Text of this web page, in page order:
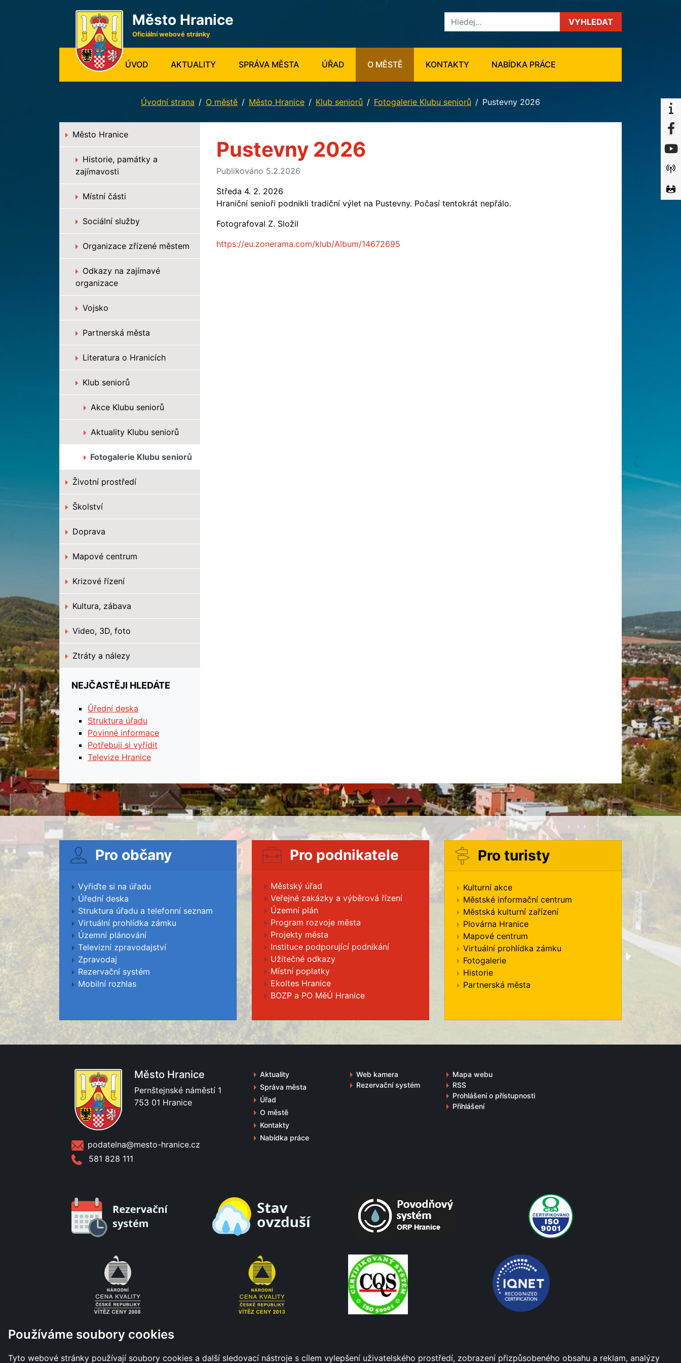
Používáme soubory cookies
Tyto webové stránky používají soubory cookies a další sledovací nástroje s cílem vylepšení uživatelského prostředí, zobrazení přizpůsobeného obsahu a reklam, analýzy
Město Hranice
Oficiální webové stránky
VYHLEDAT
ÚVOD(CURRENT)AKTUALITY SPRÁVA MĚSTA ÚŘAD O MĚSTĚ KONTAKTY NABÍDKA PRÁCE
Úvodní strana O městě Město Hranice Klub seniorů Fotogalerie Klubu seniorů Pustevny 2026
Pustevny 2026
Publikováno 5.2.2026
Středa 4. 2. 2026
Hraniční senioři podnikli tradiční výlet na Pustevny. Počasí tentokrát nepřálo.
Fotografoval Z. Složil
https://eu.zonerama.com/klub/Album/14672695
Město Hranice
Historie, památky a
zajímavosti
Místní části
Sociální služby
Organizace zřízené městem
Odkazy na zajímavé
organizace
Vojsko
Partnerská města
Literatura o Hranicích
Klub seniorů
Akce Klubu seniorů
Aktuality Klubu seniorů
Fotogalerie Klubu seniorů
Životní prostředí
Školství
Doprava
Mapové centrum
Krizové řízení
Kultura, zábava
Video, 3D, foto
Ztráty a nálezy
NEJČASTĚJI HLEDÁTE
Úřední deska
Struktura úřadu
Povinné informace
Potřebuji si vyřídit
Televize Hranice
Pro občany
Vyřiďte si na úřadu
Úřední deska
Struktura úřadu a telefonní seznam
Virtuální prohlídka zámku
Územní plánování
Televizní zpravodajství
Zpravodaj
Rezervační systém
Mobilní rozhlas
Pro podnikatele
Městský úřad
Veřejné zakázky a výběrová řízení
Územní plán
Program rozvoje města
Projekty města
Instituce podporující podnikání
Užitečné odkazy
Místní poplatky
Ekoltes Hranice
BOZP a PO MěÚ Hranice
Pro turisty
Kulturní akce
Městské informační centrum
Městská kulturní zařízení
Plovárna Hranice
Mapové centrum
Virtuální prohlídka zámku
Fotogalerie
Historie
Partnerská města
Město Hranice
Pernštejnské náměstí 1
753 01 Hranice
podatelna@mesto-hranice.cz
581 828 111
Aktuality
Správa města
Úřad
O městě
Kontakty
Nabídka práce
Web kamera
Rezervační systém
Mapa webu
RSS
Prohlášení o přístupnosti
Přihlášení